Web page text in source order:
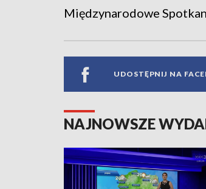
Międzynarodowe
UDOSTĘPNIJ NA
NAJNOWSZE